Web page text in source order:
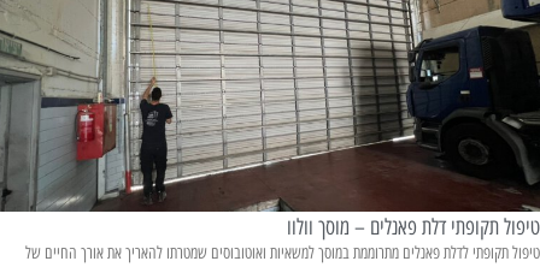
טיפול תקופתי דלת פאנלים – מוסך וולוו
טיפול תקופתי לדלת פאנלים מתרוממת במוסך למשאיות ואוטובוסים שמטרתו להאריך את אורך החיים של